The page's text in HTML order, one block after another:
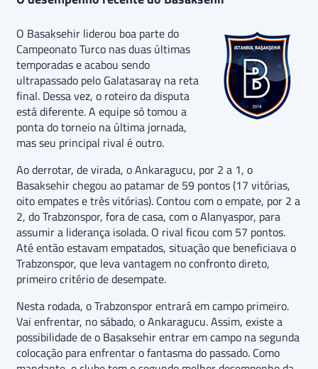
O Basaksehir liderou boa parte do
Campeonato Turco nas duas últimas
temporadas e acabou sendo
ultrapassado pelo Galatasaray na reta
final. Dessa vez, o roteiro da disputa
está diferente. A equipe só tomou a
ponta do torneio na última jornada,
mas seu principal rival é outro.
Ao derrotar, de virada, o Ankaragucu, por 2 a 1, o
Basaksehir chegou ao patamar de 59 pontos (17 vitórias,
oito empates e três vitórias). Contou com o empate, por 2 a
2, do Trabzonspor, fora de casa, com o Alanyaspor, para
assumir a liderança isolada. O rival ficou com 57 pontos.
Até então estavam empatados, situação que beneficiava o
Trabzonspor, que leva vantagem no confronto direto,
primeiro critério de desempate.
Nesta rodada, o Trabzonspor entrará em campo primeiro.
Vai enfrentar, no sábado, o Ankaragucu. Assim, existe a
possibilidade de o Basaksehir entrar em campo na segunda
colocação para enfrentar o fantasma do passado. Como